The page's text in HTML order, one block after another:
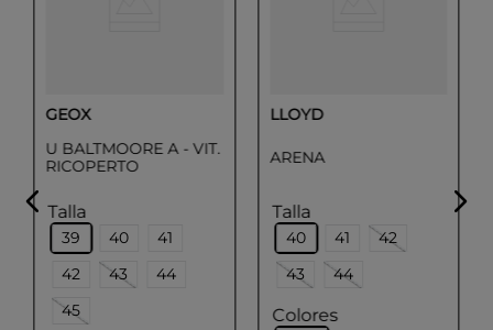
GEOX
U BALTMOORE A - VIT.
RICOPERTO
Talla
39 40
41
42
43
44
45
LLOYD
ARENA
Talla
40 41
42
43
44
Colores